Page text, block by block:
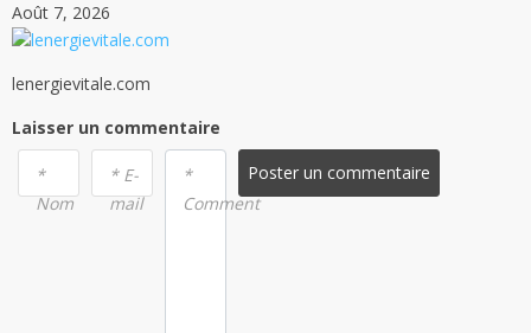
Août 7, 2026
lenergievitale.com
Laisser un commentaire
*
Nom
* E-
mail
*
Comment
Poster un commentaire